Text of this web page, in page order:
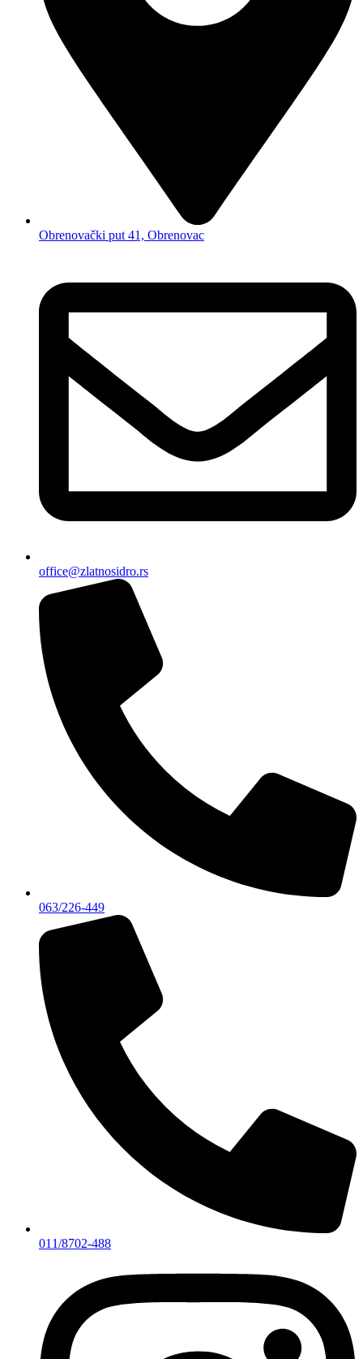
Obrenovački put 41, Obrenovac
office@zlatnosidro.rs
063/226-449
011/8702-488